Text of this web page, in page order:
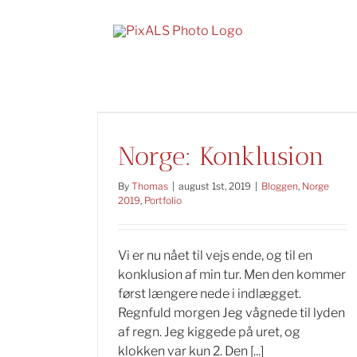
Norge: Konklusion
By Thomas august 1st, 2019 Bloggen, Norge
2019, Portfolio
Vi er nu nået til vejs ende, og til en
konklusion af min tur. Men den kommer
først længere nede i indlægget.
Regnfuld morgen Jeg vågnede til lyden
af regn. Jeg kiggede på uret, og
klokken var kun 2. Den [...]